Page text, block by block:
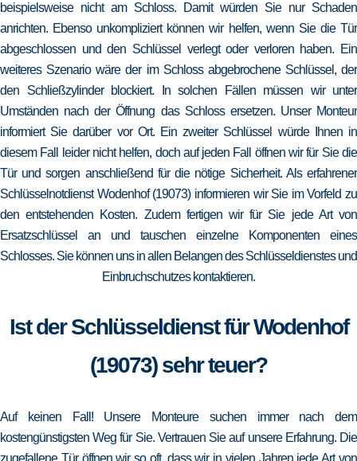
beispielsweise nicht am Schloss. Damit würden Sie nur Schaden
anrichten. Ebenso unkompliziert können wir helfen, wenn Sie die Tür
abgeschlossen und den Schlüssel verlegt oder verloren haben. Ein
weiteres Szenario wäre der im Schloss abgebrochene Schlüssel, der
den Schließzylinder blockiert. In solchen Fällen müssen wir unter
Umständen nach der Öffnung das Schloss ersetzen. Unser Monteur
informiert Sie darüber vor Ort. Ein zweiter Schlüssel würde Ihnen in
diesem Fall leider nicht helfen, doch auf jeden Fall öffnen wir für Sie die
Tür und sorgen anschließend für die nötige Sicherheit. Als erfahrener
Schlüsselnotdienst Wodenhof (19073) informieren wir Sie im Vorfeld zu
den entstehenden Kosten. Zudem fertigen wir für Sie jede Art von
Ersatzschlüssel an und tauschen einzelne Komponenten eines
Schlosses. Sie können uns in allen Belangen des Schlüsseldienstes und
Einbruchschutzes kontaktieren.
Ist der Schlüsseldienst für Wodenhof
(19073) sehr teuer?
Auf keinen Fall! Unsere Monteure suchen immer nach dem
kostengünstigsten Weg für Sie. Vertrauen Sie auf unsere Erfahrung. Die
zugefallene Tür öffnen wir so oft, dass wir in vielen Jahren jede Art von